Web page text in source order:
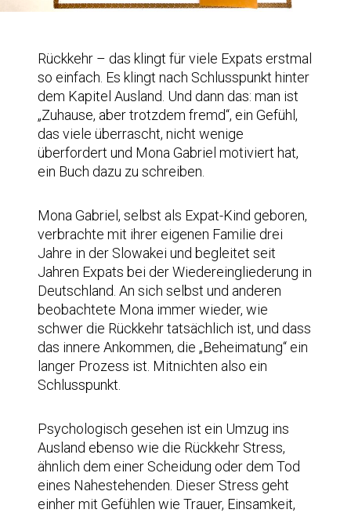
Rückkehr – das klingt für viele Expats erstmal
so einfach. Es klingt nach Schlusspunkt hinter
dem Kapitel Ausland. Und dann das: man ist
„Zuhause, aber trotzdem fremd“, ein Gefühl,
das viele überrascht, nicht wenige
überfordert und Mona Gabriel motiviert hat,
ein Buch dazu zu schreiben.
Mona Gabriel, selbst als Expat-Kind geboren,
verbrachte mit ihrer eigenen Familie drei
Jahre in der Slowakei und begleitet seit
Jahren Expats bei der Wiedereingliederung in
Deutschland. An sich selbst und anderen
beobachtete Mona immer wieder, wie
schwer die Rückkehr tatsächlich ist, und dass
das innere Ankommen, die „Beheimatung“ ein
langer Prozess ist. Mitnichten also ein
Schlusspunkt.
Psychologisch gesehen ist ein Umzug ins
Ausland ebenso wie die Rückkehr Stress,
ähnlich dem einer Scheidung oder dem Tod
eines Nahestehenden. Dieser Stress geht
einher mit Gefühlen wie Trauer, Einsamkeit,